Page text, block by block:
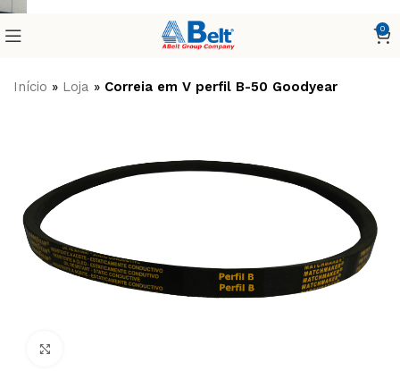
0
Início » Loja » Correia em V perfil B-50 Goodyear